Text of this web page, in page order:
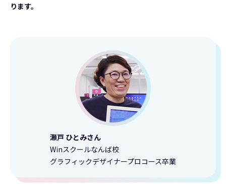
ります。
瀬戸 ひとみさん
Winスクールなんば校
グラフィックデザイナープロコース卒業